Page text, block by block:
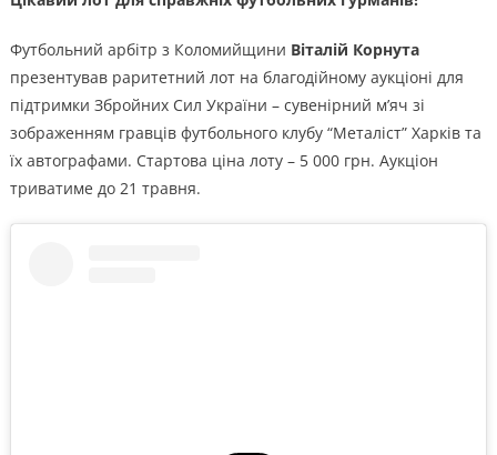
Футбольний арбітр з Коломийщини Віталій Корнута
презентував раритетний лот на благодійному аукціоні для
підтримки Збройних Сил України – сувенірний м’яч зі
зображенням гравців футбольного клубу “Металіст” Харків та
їх автографами. Стартова ціна лоту – 5 000 грн. Аукціон
триватиме до 21 травня.